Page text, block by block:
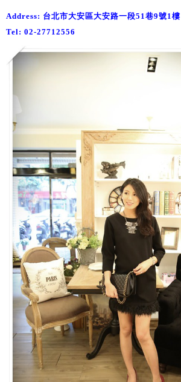
Address: 台北市大安區大安路一段51巷9號1樓
Tel: 02-27712556